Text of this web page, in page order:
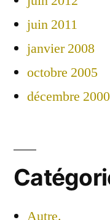
juin 2011
janvier 2008
octobre 2005
décembre 2000
Autre.